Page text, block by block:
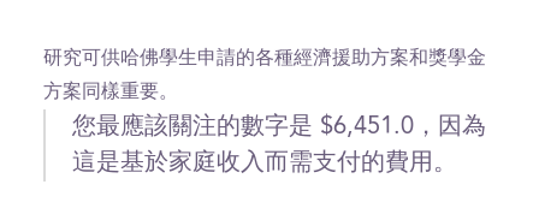
研究可供哈佛學生申請的各種經濟援助方案和獎學金
方案同樣重要。
您最應該關注的數字是 $6,451.0，因為
這是基於家庭收入而需支付的費用。